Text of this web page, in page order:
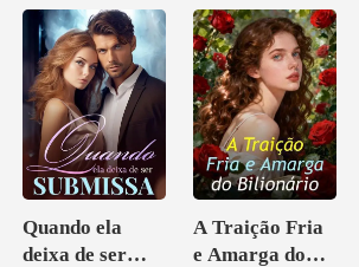
Quando ela
deixa de ser
A Traição Fria
e Amarga do